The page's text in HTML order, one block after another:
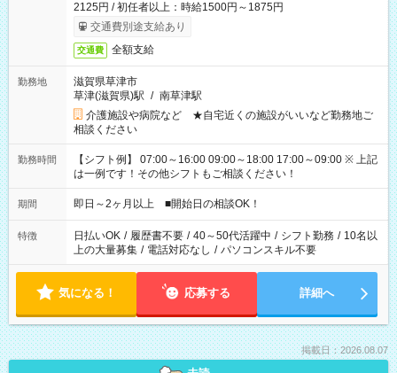
2125円 / 初任者以上：時給1500円～1875円
交通費別途支給あり
交通費 全額支給
勤務地
滋賀県草津市
草津(滋賀県)駅 / 南草津駅
介護施設や病院など ★自宅近くの施設がいいなど勤務地ご
相談ください
勤務時間
【シフト例】 07:00～16:00 09:00～18:00 17:00～09:00 ※ 上記
は一例です！その他シフトもご相談ください！
期間 即日～2ヶ月以上 ■開始日の相談OK！
特徴 日払いOK / 履歴書不要 / 40～50代活躍中 / シフト勤務 / 10名以
上の大量募集 / 電話対応なし / パソコンスキル不要
気になる！ 応募する 詳細へ
掲載日：2026.08.07